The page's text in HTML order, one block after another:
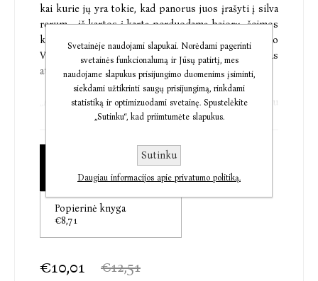
kai kurie jų yra tokie, kad panorus juos įrašyti į silva
rerum – iš kartos į kartą perduodamą bajorų „šeimos
knygą“ – ima drebėti ranka... Ar toks buvo visagalio
Viešpaties planas? O gal visagalis tėra aklas
atsitiktinumas?
„Antroji „Silva rerum“ kitokia negu pirmoji – tačiau
autorė vėl keri jau pažįstama takaus, įtraukiančio
sumaniai suaustomis siužeto gijomis ir ta
nepakartojama nuodugniai dalyką išmanančio,
protingo žmogaus intonacija, kuri suteikia Kristinos
Sabaliauskaitės romanams reto žavesio. “
Rasa Drazdauskienė, „Metų vertėjo krėslo“ premijos
laureatė
kompozitoriaus Gedimino Gelgoto kūrinys
€10,01
Popierinė knyga
€8,71
€10,01 €12,51
Svetainėje naudojami slapukai. Norėdami pagerinti
svetainės funkcionalumą ir Jūsų patirtį, mes
naudojame slapukus prisijungimo duomenims įsiminti,
siekdami užtikrinti saugų prisijungimą, rinkdami
statistiką ir optimizuodami svetainę. Spustelėkite
„Sutinku“, kad priimtumėte slapukus.
Sutinku
Daugiau informacijos apie privatumo politiką.